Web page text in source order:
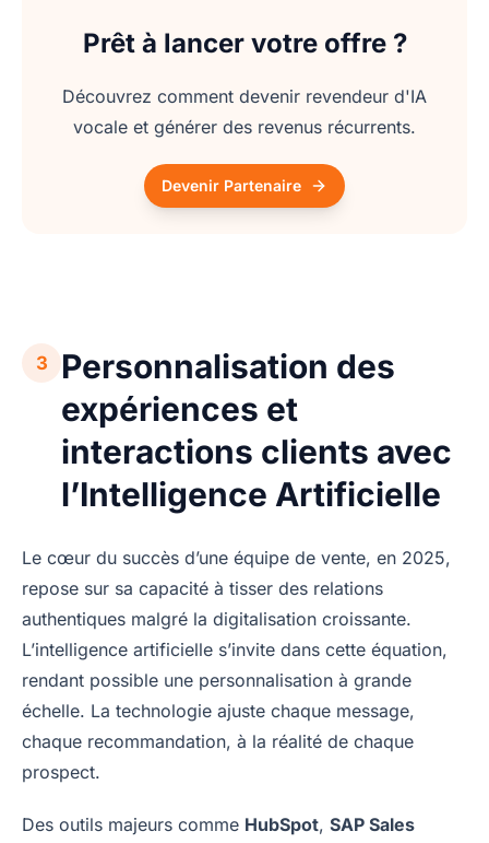
Prêt à lancer votre offre ?
Découvrez comment devenir revendeur d'IA
vocale et générer des revenus récurrents.
Devenir Partenaire
3
Personnalisation des
expériences et
interactions clients avec
l’Intelligence Artificielle
Le cœur du succès d’une équipe de vente, en 2025,
repose sur sa capacité à tisser des relations
authentiques malgré la digitalisation croissante.
L’intelligence artificielle s’invite dans cette équation,
rendant possible une personnalisation à grande
échelle. La technologie ajuste chaque message,
chaque recommandation, à la réalité de chaque
prospect.
Des outils majeurs comme HubSpot, SAP Sales